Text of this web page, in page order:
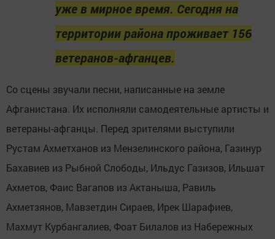
уже в мирное время. Сегодня на
территории района проживает 156
ветеранов-афганцев.
Со сцены звучали песни, написанные на земле
Афганистана. Их исполняли самодеятельные артисты и
ветераны-афганцы. Перед зрителями выступили
Рустам Ахметханов из Мензелинского района, Газинур
Бахавиев из Рыбной Слободы, Ильдус Газизов, Ильшат
Ахметов, Фаис Вагапов из Актаныша, Равиль
Ахметзянов, Мавзетдин Сираев, Ирек Шарафиев,
Махмут Курбангалиев, Фоат Билалов из Набережных